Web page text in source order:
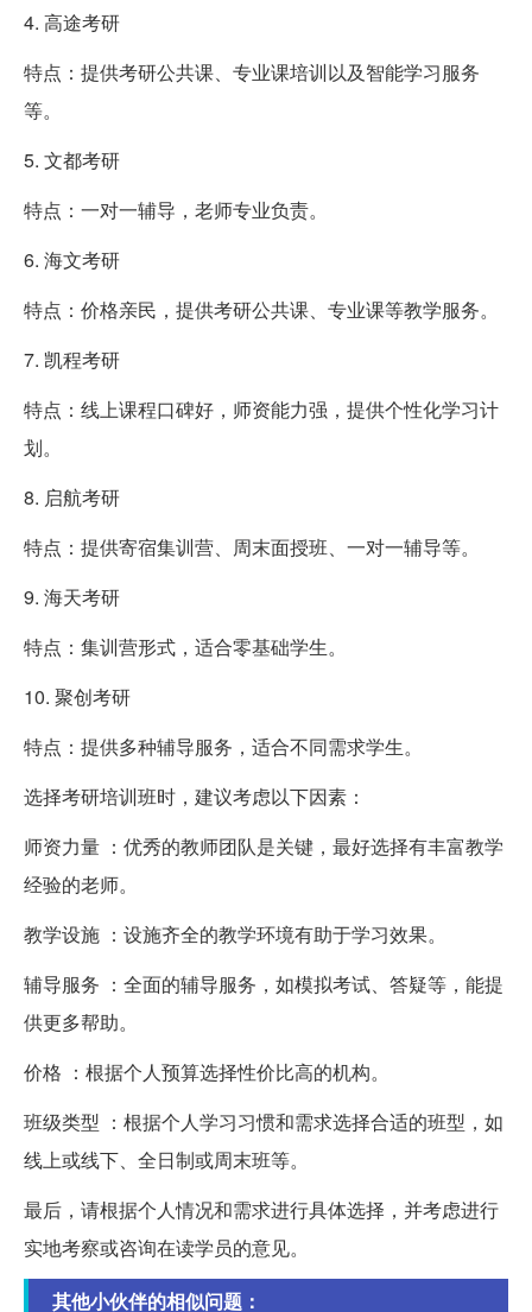
4. 高途考研
特点：提供考研公共课、专业课培训以及智能学习服务
等。
5. 文都考研
特点：一对一辅导，老师专业负责。
6. 海文考研
特点：价格亲民，提供考研公共课、专业课等教学服务。
7. 凯程考研
特点：线上课程口碑好，师资能力强，提供个性化学习计
划。
8. 启航考研
特点：提供寄宿集训营、周末面授班、一对一辅导等。
9. 海天考研
特点：集训营形式，适合零基础学生。
10. 聚创考研
特点：提供多种辅导服务，适合不同需求学生。
选择考研培训班时，建议考虑以下因素：
师资力量 ：优秀的教师团队是关键，最好选择有丰富教学
经验的老师。
教学设施 ：设施齐全的教学环境有助于学习效果。
辅导服务 ：全面的辅导服务，如模拟考试、答疑等，能提
供更多帮助。
价格 ：根据个人预算选择性价比高的机构。
班级类型 ：根据个人学习习惯和需求选择合适的班型，如
线上或线下、全日制或周末班等。
最后，请根据个人情况和需求进行具体选择，并考虑进行
实地考察或咨询在读学员的意见。
其他小伙伴的相似问题：